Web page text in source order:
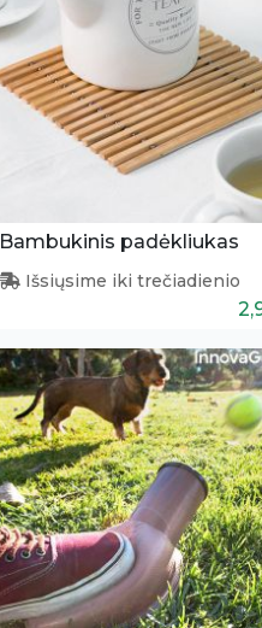
Bambukinis padėkliukas
Išsiųsime iki trečiadienio